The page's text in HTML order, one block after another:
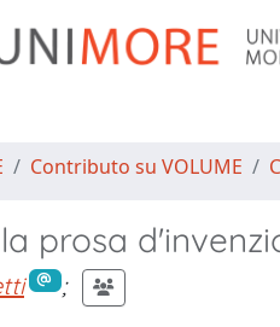
Contributo su VOLUME
prosa
;